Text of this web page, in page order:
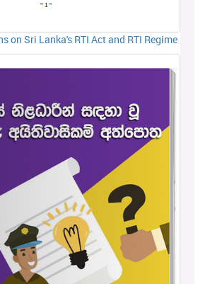
on Sri Lanka's RTI Act and RTI Regime